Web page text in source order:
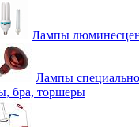
Лампы
Лампы
бра, торшеры